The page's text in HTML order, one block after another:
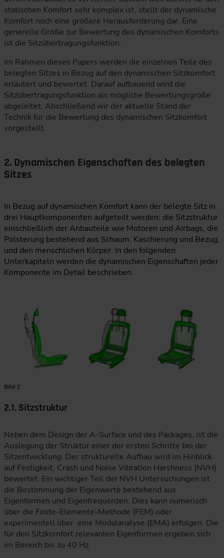
statischen Komfort sehr komplex ist, stellt der dynamische
Komfort noch eine größere Herausforderung dar. Eine
generelle Größe zur Bewertung des dynamischen Komforts
ist die Sitzübertragungsfunktion.
Im Rahmen dieses Papers werden die einzelnen Teile des
belegten Sitzes in Bezug auf den dynamischen Sitzkomfort
erläutert und bewertet. Darauf aufbauend wird die
Sitzübertragungsfunktion als mögliche Bewertungsgröße
abgeleitet. Abschließend wir der aktuelle Stand der
Technik für die Bewertung des dynamischen Sitzkomfort
vorgestellt.
2. Dynamischen Eigenschaften des belegten
Sitzes
In Bezug auf dynamischen Komfort kann der belegte Sitz in
drei Hauptkomponenten aufgeteilt werden: die Sitzstruktur
einschließlich der Anbauteile wie Motoren und Airbags, die
Polsterung bestehend aus Schaum, Kaschierung und Bezug,
und den menschlichen Körper. In den folgenden
Unterkapiteln werden die dynamischen Eigenschaften jeder
Komponente im Detail beschrieben.
Bild 2
2.1. Sitzstruktur
Neben dem Design der A-Surface und des Packages, ist die
Auslegung der Struktur einer der ersten Schritte bei der
Sitzentwicklung. Der strukturelle Aufbau wird im Hinblick
auf Festigkeit, Crash und Noise Vibration Harshness (NVH)
bewertet. Ein wichtiger Teil der NVH Untersuchungen ist
die Bestimmung der Eigenwerte bestehend aus
Eigenformen und Eigenfrequenzen. Dies kann numerisch
über die Finite-Elemente-Methode (FEM) oder
experimentell über eine Modalanalyse (EMA) erfolgen. Die
für den Sitzkomfort relevanten Eigenformen ergeben sich
im Bereich bis zu 40 Hz.